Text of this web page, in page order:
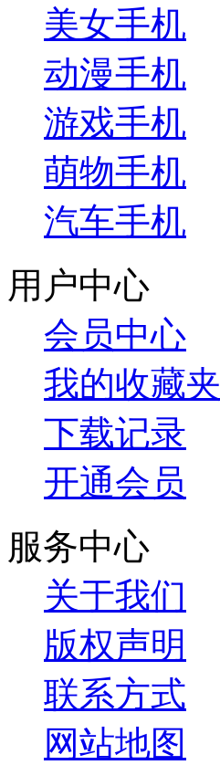
美女手机
动漫手机
游戏手机
萌物手机
汽车手机
用户中心
会员中心
我的收藏夹
下载记录
开通会员
服务中心
关于我们
版权声明
联系方式
网站地图